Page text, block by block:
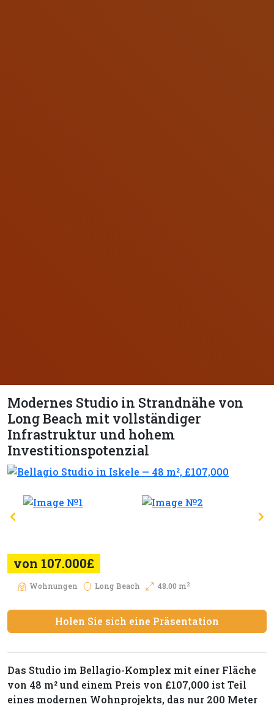
Modernes Studio in Strandnähe von
Long Beach mit vollständiger
Infrastruktur und hohem
Investitionspotenzial
von 107.000£
Wohnungen Long Beach 48.00 m2
Holen Sie sich eine Präsentation
Das Studio im Bellagio-Komplex mit einer Fläche
von 48 m² und einem Preis von £107,000 ist Teil
eines modernen Wohnprojekts, das nur 200 Meter